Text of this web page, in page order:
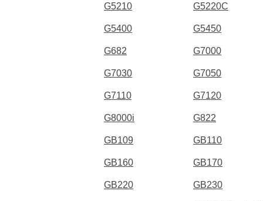
G5210 G5220C
G5400 G5450
G682 G7000
G7030 G7050
G7110 G7120
G8000i G822
GB109 GB110
GB160 GB170
GB220 GB230